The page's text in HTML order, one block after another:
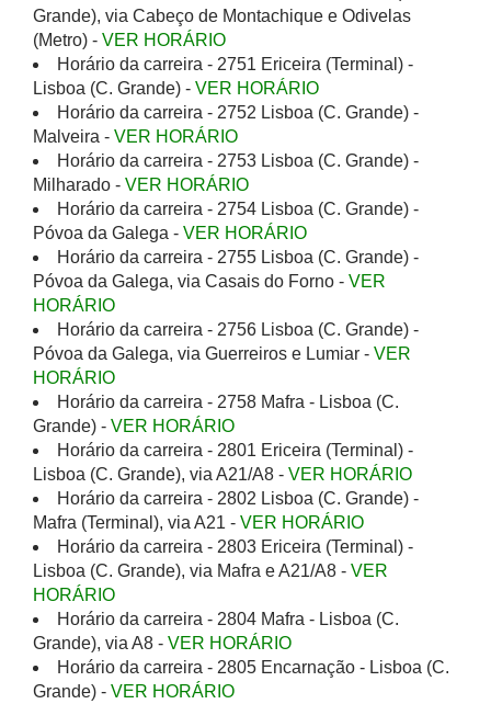
Grande), via Cabeço de Montachique e Odivelas
(Metro) - VER HORÁRIO
Horário da carreira - 2751 Ericeira (Terminal) -
Lisboa (C. Grande) - VER HORÁRIO
Horário da carreira - 2752 Lisboa (C. Grande) -
Malveira - VER HORÁRIO
Horário da carreira - 2753 Lisboa (C. Grande) -
Milharado - VER HORÁRIO
Horário da carreira - 2754 Lisboa (C. Grande) -
Póvoa da Galega - VER HORÁRIO
Horário da carreira - 2755 Lisboa (C. Grande) -
Póvoa da Galega, via Casais do Forno - VER
HORÁRIO
Horário da carreira - 2756 Lisboa (C. Grande) -
Póvoa da Galega, via Guerreiros e Lumiar - VER
HORÁRIO
Horário da carreira - 2758 Mafra - Lisboa (C.
Grande) - VER HORÁRIO
Horário da carreira - 2801 Ericeira (Terminal) -
Lisboa (C. Grande), via A21/A8 - VER HORÁRIO
Horário da carreira - 2802 Lisboa (C. Grande) -
Mafra (Terminal), via A21 - VER HORÁRIO
Horário da carreira - 2803 Ericeira (Terminal) -
Lisboa (C. Grande), via Mafra e A21/A8 - VER
HORÁRIO
Horário da carreira - 2804 Mafra - Lisboa (C.
Grande), via A8 - VER HORÁRIO
Horário da carreira - 2805 Encarnação - Lisboa (C.
Grande) - VER HORÁRIO